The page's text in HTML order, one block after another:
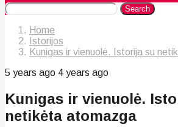
Search
Home
Istorijos
Kunigas ir vienuolė. Istorija su
5 years ago 4 years ago
Kunigas ir vienuolė.
netikėta atomazga